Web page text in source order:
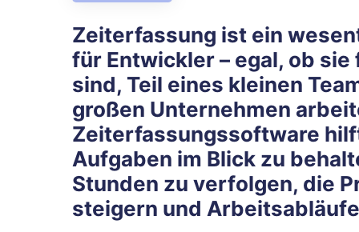
Zeiterfassung ist ein
für Entwickler – egal, ob
sind, Teil eines kleinen
großen Unternehmen
Zeiterfassungssoftware
Aufgaben im Blick zu
Stunden zu verfolgen, die
steigern und